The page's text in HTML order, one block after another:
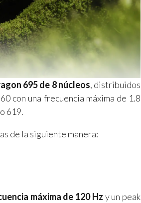
695 de 8 núcleos, distribuidos
con una frecuencia máxima de 1.8
619.
de la siguiente manera:
máxima de 120 Hz y un peak